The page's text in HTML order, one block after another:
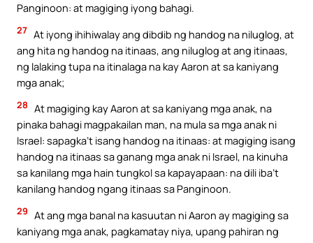
Panginoon: at magiging iyong bahagi.
27 At iyong ihihiwalay ang dibdib ng handog na niluglog, at
ang hita ng handog na itinaas, ang niluglog at ang itinaas,
ng lalaking tupa na itinalaga na kay Aaron at sa kaniyang
mga anak;
28 At magiging kay Aaron at sa kaniyang mga anak, na
pinaka bahagi magpakailan man, na mula sa mga anak ni
Israel: sapagka’t isang handog na itinaas: at magiging isang
handog na itinaas sa ganang mga anak ni Israel, na kinuha
sa kanilang mga hain tungkol sa kapayapaan: na dili iba’t
kanilang handog ngang itinaas sa Panginoon.
29 At ang mga banal na kasuutan ni Aaron ay magiging sa
kaniyang mga anak, pagkamatay niya, upang pahiran ng